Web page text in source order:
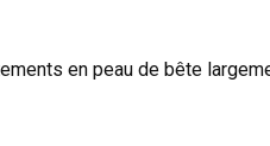
en peau de bête